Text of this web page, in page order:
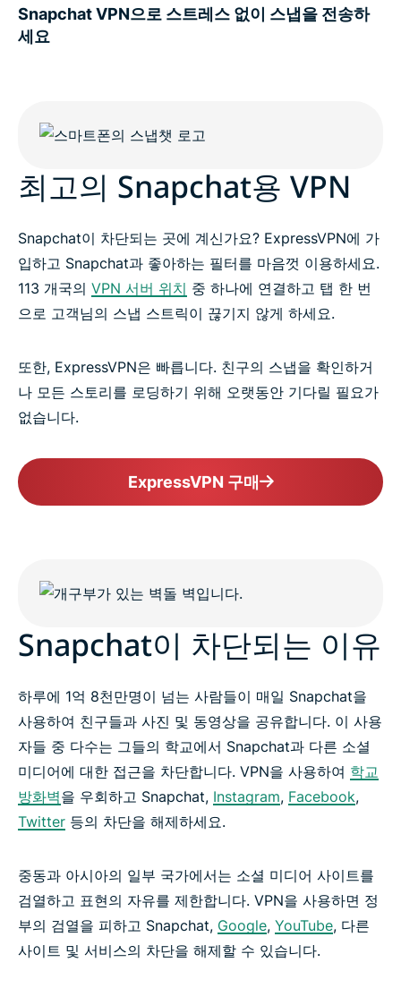
Snapchat VPN으로 스트레스 없이 스냅을 전송하
세요
최고의 Snapchat용 VPN
Snapchat이 차단되는 곳에 계신가요? ExpressVPN에 가
입하고 Snapchat과 좋아하는 필터를 마음껏 이용하세요.
113 개국의 VPN 서버 위치 중 하나에 연결하고 탭 한 번
으로 고객님의 스냅 스트릭이 끊기지 않게 하세요.
또한, ExpressVPN은 빠릅니다. 친구의 스냅을 확인하거
나 모든 스토리를 로딩하기 위해 오랫동안 기다릴 필요가
없습니다.
ExpressVPN 구매
Snapchat이 차단되는 이유
하루에 1억 8천만명이 넘는 사람들이 매일 Snapchat을
사용하여 친구들과 사진 및 동영상을 공유합니다. 이 사용
자들 중 다수는 그들의 학교에서 Snapchat과 다른 소셜
미디어에 대한 접근을 차단합니다. VPN을 사용하여 학교
방화벽을 우회하고 Snapchat, Instagram, Facebook,
Twitter 등의 차단을 해제하세요.
중동과 아시아의 일부 국가에서는 소셜 미디어 사이트를
검열하고 표현의 자유를 제한합니다. VPN을 사용하면 정
부의 검열을 피하고 Snapchat, Google, YouTube, 다른
사이트 및 서비스의 차단을 해제할 수 있습니다.